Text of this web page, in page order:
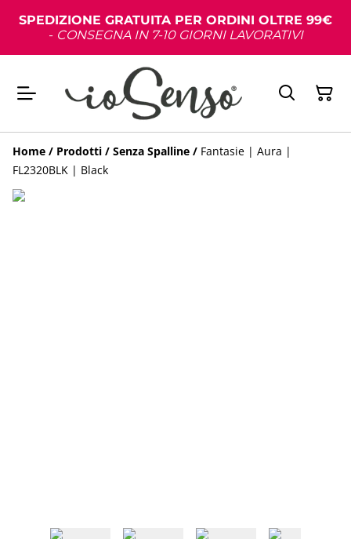
SPEDIZIONE GRATUITA PER ORDINI OLTRE 99€
- CONSEGNA IN 7-10 GIORNI LAVORATIVI
Home / Prodotti / Senza Spalline / Fantasie | Aura |
FL2320BLK | Black